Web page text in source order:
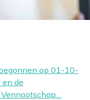
op 01-10-
de